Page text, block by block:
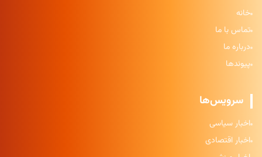
خانه
تماس با ما
درباره ما
پیوندها
سرویس‌ها
اخبار سیاسی
اخبار اقتصادی